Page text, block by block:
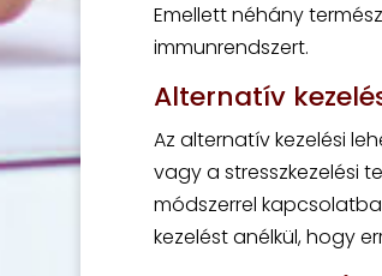
Emellett néhány
immunrendszert.
Alternatív
Az alternatív kezelési
vagy a stresszkezelési
módszerrel
kezelést anélkül, hogy